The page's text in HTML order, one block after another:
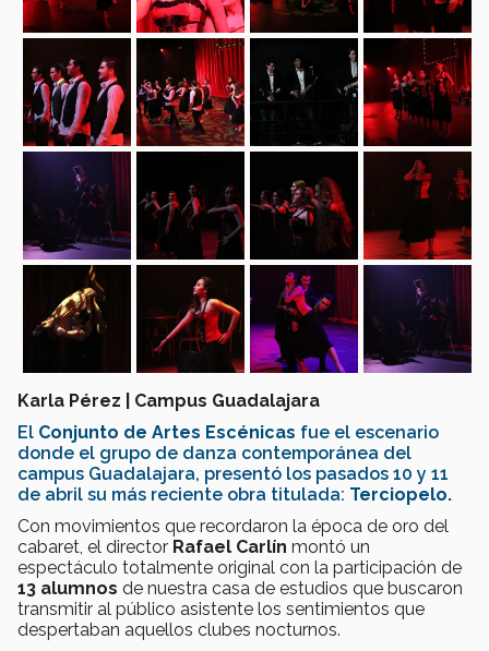
Karla Pérez | Campus Guadalajara
El Conjunto de Artes Escénicas fue el escenario
donde el grupo de danza contemporánea del
campus Guadalajara, presentó los pasados 10 y 11
de abril su más reciente obra titulada: Terciopelo.
Con movimientos que recordaron la época de oro del
cabaret, el director Rafael Carlín montó un
espectáculo totalmente original con la participación de
13 alumnos de nuestra casa de estudios que buscaron
transmitir al público asistente los sentimientos que
despertaban aquellos clubes nocturnos.